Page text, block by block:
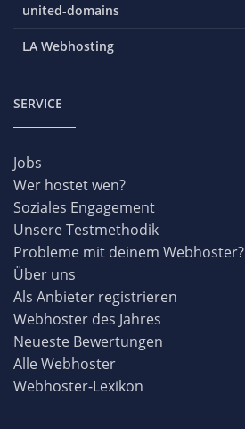
united-domains
LA Webhosting
SERVICE
Jobs
Wer hostet wen?
Soziales Engagement
Unsere Testmethodik
Probleme mit deinem Webhoster?
Über uns
Als Anbieter registrieren
Webhoster des Jahres
Neueste Bewertungen
Alle Webhoster
Webhoster-Lexikon